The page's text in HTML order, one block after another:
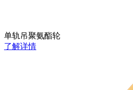
单轨吊聚氨酯轮
了解详情